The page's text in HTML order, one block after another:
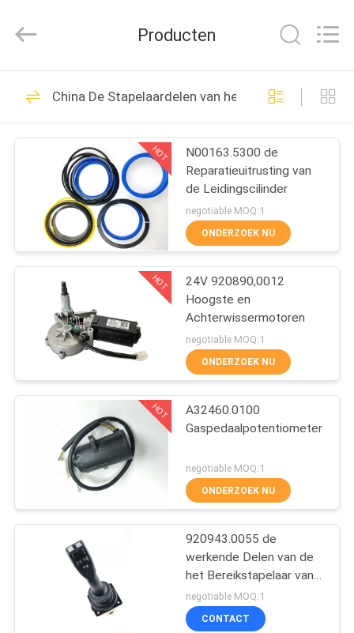
HUIS
PRODUCTEN
ONGEVEER
ONS
FABRIEKSREIS
KWALITEITSCONTROLE
CONTACTEER
ONS
VERZOEK
CITAAT
SITEMAP
Rights
by
De Stapelaardelen
van het
Kalmarbereik
160
De Stapelaardelen
van het Sanybereik
31
Linde Reach Stacker
Parts
27
Producten
China De Stapelaardelen van het Kalmarbereik
HOT
N00163.5300 de
Reparatieuitrusting van
de Leidingscilinder
negotiable MOQ:1
ONDERZOEK NU
HOT
24V 920890,0012
Hoogste en
Achterwissermotoren
negotiable MOQ:1
ONDERZOEK NU
HOT
A32460.0100
Gaspedaalpotentiometer
negotiable MOQ:1
ONDERZOEK NU
920943.0055 de
werkende Delen van de
het Bereikstapelaar van
Handvatkalmar
negotiable MOQ:1
CONTACT